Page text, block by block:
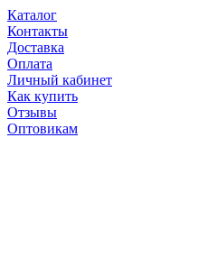
Каталог
Контакты
Доставка
Оплата
Личный кабинет
Как купить
Отзывы
Оптовикам